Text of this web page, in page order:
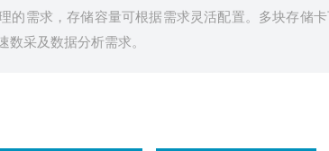
的需求，存储容量可根据需求灵活配置。多块存储
数采及数据分析需求。